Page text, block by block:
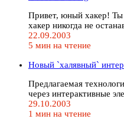
Привет, юный хакер!
хакер никогда не
22.09.2003
5 мин на чтение
Новый `халявный`
Предлагаемая
через интерактивные
29.10.2003
1 мин на чтение